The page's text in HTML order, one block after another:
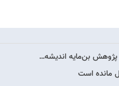
پژوهش بن‌مایه اندیشه…
مانده است